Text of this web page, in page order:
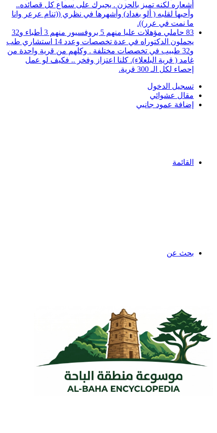
أشعاره لكنه تميز بالحزن . يجبرك على سماع كل قصائده..
وأحبها لقلبه ( ألو بغداد) وأشهرها في نظري ((تنام عرعر وانا
ما نمت في عرر)).
83 حاملي مؤهلات عليا منهم 5 بروفسيور منهم 3 أطباء و32
يحملون الدكتوراه في عدة تخصصات وعدد 14 استشاري طب
و32 طبيب في تخصصات مختلفة . وكلهم من قرية واحدة من
غامد ( قرية البلعلاء). كلنا اعتزاز وفخر .. فكيف لو عمل
إحصاء لكل الـ 300 قرية.
تسجيل الدخول
مقال عشوائي
إضافة عمود جانبي
القائمة
بحث عن